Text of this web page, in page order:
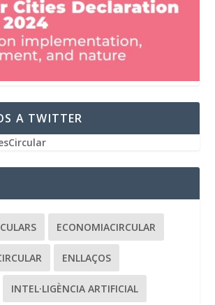
A TWITTER
ECONOMIACIRCULAR
ENLLAÇOS
INTEL·LIGÈNCIA ARTIFICIAL